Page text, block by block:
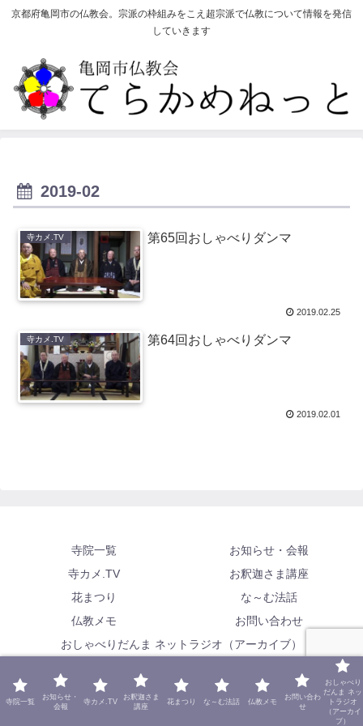
京都府亀岡市の仏教会。宗派の枠組みをこえ超宗派で仏教について情報を発信
していきます
2019-02
寺カメ.TV 第65回おしゃべりダンマ
2019.02.25
寺カメ.TV 第64回おしゃべりダンマ
2019.02.01
寺院一覧
お知らせ・会報
寺カメ.TV
お釈迦さま講座
花まつり
な～む法話
仏教メモ
お問い合わせ
おしゃべりだんま ネットラジオ（アーカイブ）
Copyright © 2019 亀岡市仏教会 てらかめねっと All Rights
Reserved.
寺院一覧
お知らせ・
会報
寺カメ.TV
お釈迦さま
講座
花まつり な～む法話 仏教メモ
お問い合わ
せ
おしゃべり
だんま ネッ
トラジオ
（アーカイ
ブ）